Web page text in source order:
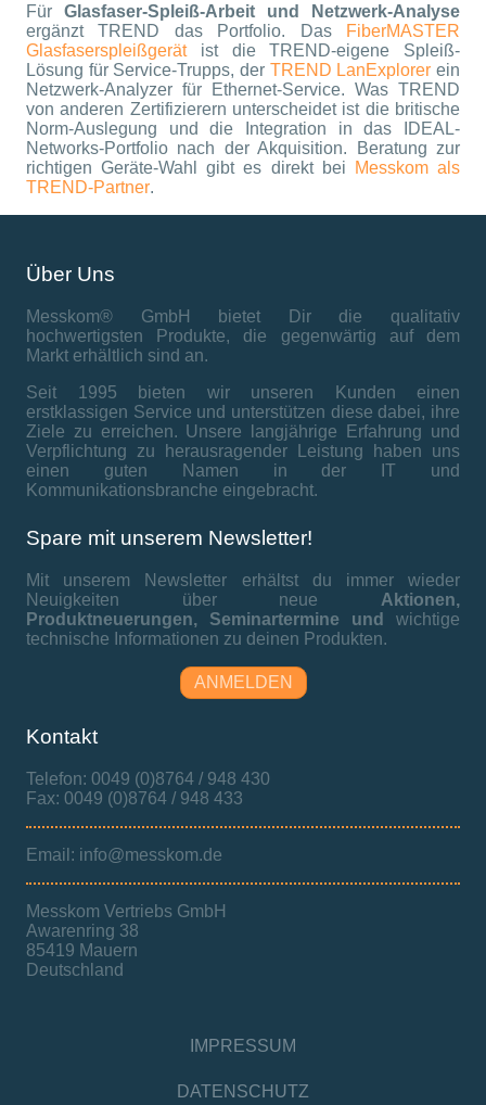
Für Glasfaser-Spleiß-Arbeit und Netzwerk-Analyse
ergänzt TREND das Portfolio. Das
FiberMASTER
Glasfaserspleißgerätist die TREND-eigene Spleiß-
Lösung für Service-Trupps, der TREND LanExplorer ein
Netzwerk-Analyzer für Ethernet-Service. Was TREND
von anderen Zertifizierern unterscheidet ist die britische
Norm-Auslegung und die Integration in das IDEAL-
Networks-Portfolio nach der Akquisition. Beratung zur
richtigen Geräte-Wahl gibt es direkt bei
Messkom als
TREND-Partner.
Über Uns
Messkom® GmbH bietet Dir die qualitativ
hochwertigsten Produkte, die gegenwärtig auf dem
Markt erhältlich sind an.
Seit 1995 bieten wir unseren Kunden einen
erstklassigen Service und unterstützen diese dabei, ihre
Ziele zu erreichen. Unsere langjährige Erfahrung und
Verpflichtung zu herausragender Leistung haben uns
einen guten Namen in der IT und
Kommunikationsbranche eingebracht.
Spare mit unserem Newsletter!
Mit unserem Newsletter erhältst du immer wieder
Neuigkeiten über neue Aktionen,
Produktneuerungen, Seminartermine und wichtige
technische Informationen zu deinen Produkten.
ANMELDEN
Kontakt
Telefon: 0049 (0)8764 / 948 430
Fax: 0049 (0)8764 / 948 433
Email: info@messkom.de
Messkom Vertriebs GmbH
Awarenring 38
85419 Mauern
Deutschland
IMPRESSUM
DATENSCHUTZ